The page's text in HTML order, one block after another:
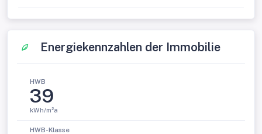
Energiekennzahlen der Immobilie
HWB
39
kWh/m²a
HWB-Klasse